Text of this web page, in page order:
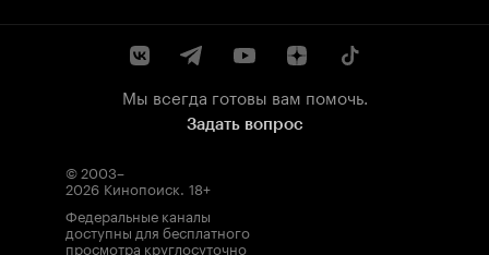
Мы всегда готовы вам помочь.
Задать вопрос
© 2003–
2026 Кинопоиск. 18+
Федеральные каналы
доступны для бесплатного
просмотра круглосуточно